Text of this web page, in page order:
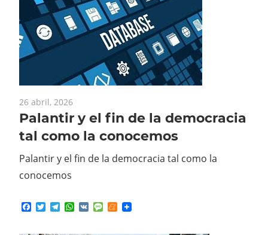
26 abril, 2026
Palantir y el fin de la democracia
tal como la conocemos
Palantir y el fin de la democracia tal como la
conocemos
Facebook
TwitterTelegram
WhatsApp
VK MessageMeneame